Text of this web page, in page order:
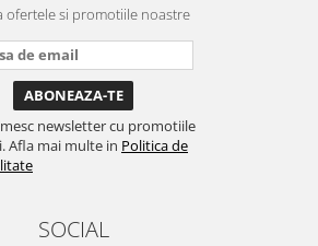
ofertele si promotiile noastre
newsletter cu promotiile
Afla mai multe in Politica de
SOCIAL